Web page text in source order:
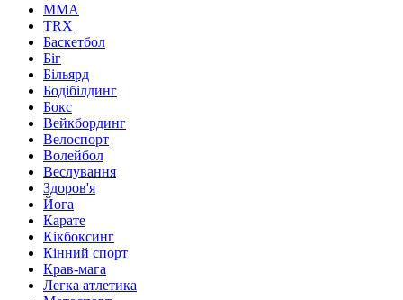
MMA
TRX
Баскетбол
Біг
Більярд
Бодібілдинг
Бокс
Вейкбординг
Велоспорт
Волейбол
Веслування
Здоров'я
Йога
Карате
Кікбоксинг
Кінний спорт
Крав-мага
Легка атлетика